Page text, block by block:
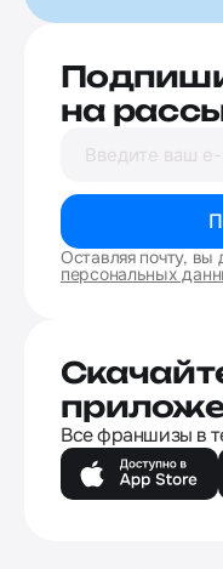
на
Оставляя почту, вы
персональных
Все франшизы в